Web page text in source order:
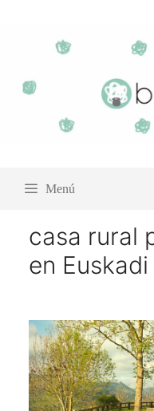
contenido
Menú
casa rural
en Euskadi